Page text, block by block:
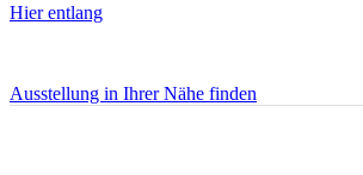
Hier entlang
Ausstellung in Ihrer Nähe finden